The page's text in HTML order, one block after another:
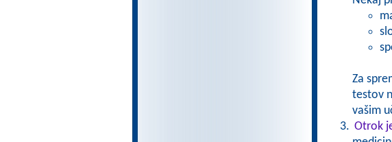
Za
testov
vašim
Otrok